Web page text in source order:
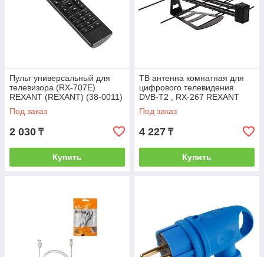
Пульт универсальный для
телевизора (RX-707E)
REXANT (REXANT) (38-0011)
Под заказ
2 030 ₸
Купить
ТВ антенна комнатная для
цифрового телевидения
DVB-T2 , RX-267 REXANT
(REXANT) (34-0267)
Под заказ
4 227 ₸
Купить